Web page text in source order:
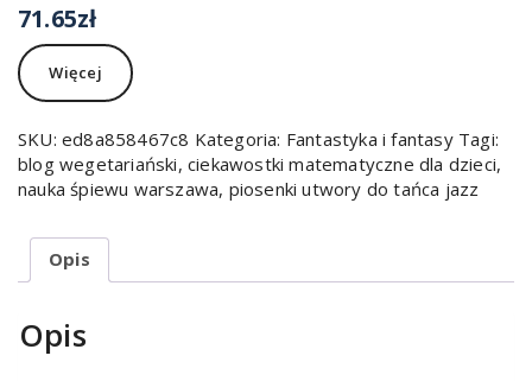
71.65zł
Więcej
SKU: ed8a858467c8 Kategoria: Fantastyka i fantasy Tagi:
blog wegetariański,ciekawostki matematyczne dla dzieci,
nauka śpiewu warszawa, piosenki utwory do tańca jazz
Opis
Opis